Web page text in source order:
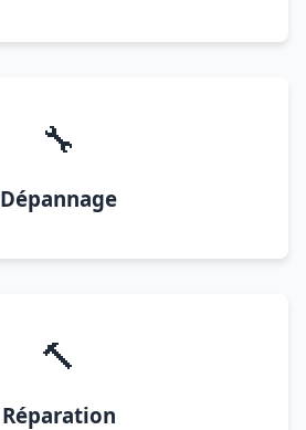
🔧
Dépannage
🔨
Réparation